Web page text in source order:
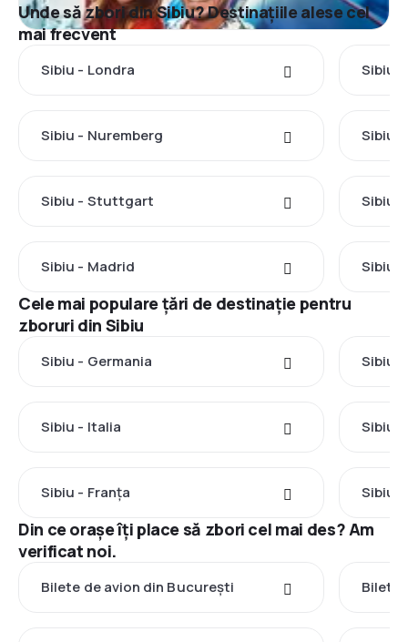
Unde să zbori din Sibiu? Destinațiile alese cel
mai frecvent
Sibiu - Londra Sibiu
Sibiu - Nuremberg Sibiu
Sibiu - Stuttgart Sibiu -
Sibiu - Madrid Sibiu -
Cele mai populare țări de destinație pentru
zboruri din Sibiu
Sibiu - Germania Sibiu
Sibiu - Italia Sibiu
Sibiu - Franţa Sibiu
Din ce orașe îți place să zbori cel mai des? Am
verificat noi.
Bilete de avion din București Bilete